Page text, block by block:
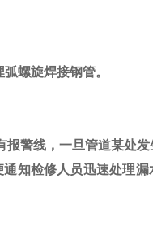
螺旋焊接钢管。
警线，一旦管道某处
知检修人员迅速处理